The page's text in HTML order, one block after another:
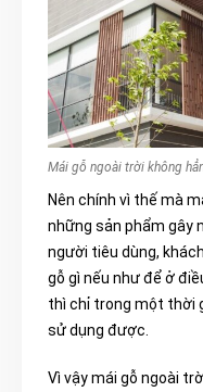
Mái gỗ ngoài trời không
Nên chính vì thế mà
những sản phẩm gây
người tiêu dùng,
gỗ gì nếu như để ở
thì chỉ trong một thời
sử dụng được.
Vì vậy mái gỗ ngoài